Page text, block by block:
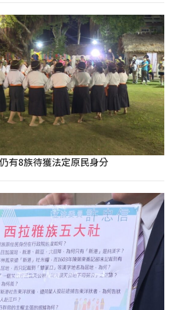
有8族待獲法定原民身分